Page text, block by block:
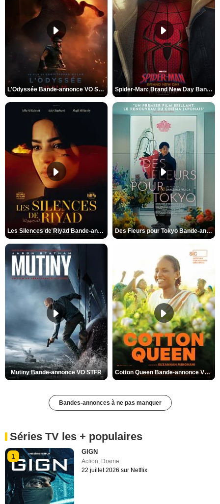
L'Odyssée Bande-annonce VO STFR Spider-Man: Brand New Day Bande-annonce VO STFR
Les Silences de Riyad Bande-annonce VO STFR Des Fleurs pour Tokyo Bande-annonce VO STFR
Mutiny Bande-annonce VO STFR Cotton Queen Bande-annonce VO STFR
Bandes-annonces à ne pas manquer
Séries TV les + populaires
1
GIGN
Action, Drame
22 juillet 2026 sur Netflix